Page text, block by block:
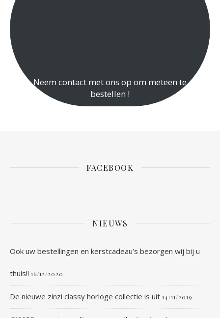
Neem contact met ons op om meteen te
bestellen !
FACEBOOK
NIEUWS
Ook uw bestellingen en kerstcadeau’s bezorgen wij bij u
thuis!! 16/12/2020
De nieuwe zinzi classy horloge collectie is uit 14/11/2019